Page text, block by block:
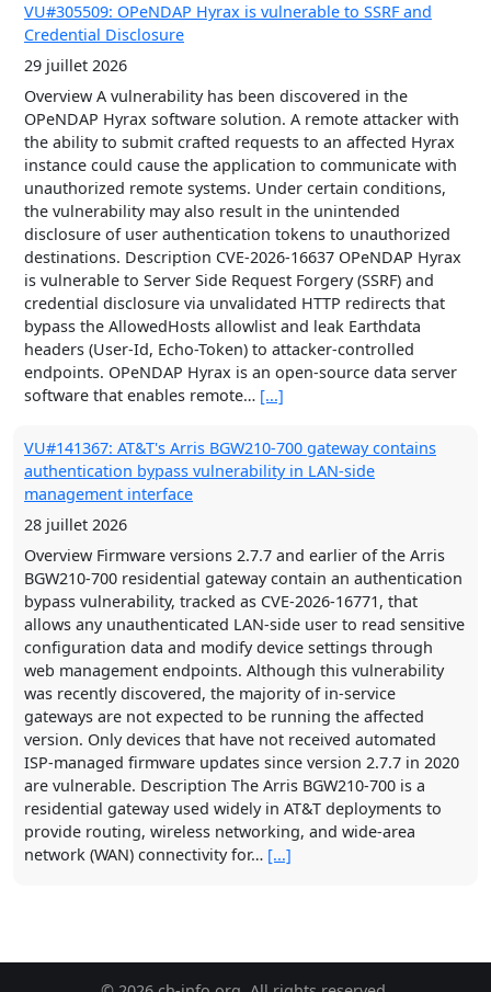
OPeNDAP Hyrax software solution. A remote attacker with
the ability to submit crafted requests to an affected Hyrax
instance could cause the application to communicate with
unauthorized remote systems. Under certain conditions,
the vulnerability may also result in the unintended
disclosure of user authentication tokens to unauthorized
destinations. Description CVE-2026-16637 OPeNDAP Hyrax
is vulnerable to Server Side Request Forgery (SSRF) and
credential disclosure via unvalidated HTTP redirects that
bypass the AllowedHosts allowlist and leak Earthdata
headers (User-Id, Echo-Token) to attacker-controlled
endpoints. OPeNDAP Hyrax is an open-source data server
software that enables remote…[...]
VU#141367: AT&T's Arris BGW210-700 gateway contains
authentication bypass vulnerability in LAN-side
management interface
Overview Firmware versions 2.7.7 and earlier of the Arris
BGW210-700 residential gateway contain an authentication
bypass vulnerability, tracked as CVE-2026-16771, that
allows any unauthenticated LAN-side user to read sensitive
configuration data and modify device settings through
web management endpoints. Although this vulnerability
was recently discovered, the majority of in-service
gateways are not expected to be running the affected
version. Only devices that have not received automated
ISP-managed firmware updates since version 2.7.7 in 2020
are vulnerable. Description The Arris BGW210-700 is a
residential gateway used widely in AT&T deployments to
provide routing, wireless networking, and wide-area
network (WAN) connectivity for…[...]
VU#492466: Logto Identity Platform has authentication
and authorization failures in core protocol handling
23 juillet 2026